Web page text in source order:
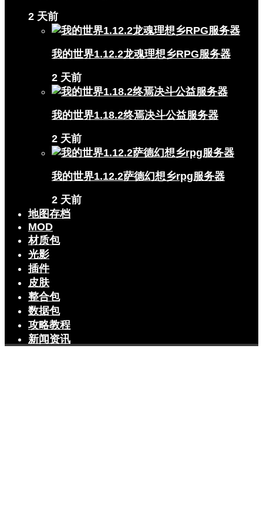
2 天前
我的世界1.12.2龙魂理想乡RPG服务器
2 天前
我的世界1.18.2终焉决斗公益服务器
2 天前
我的世界1.12.2萨德幻想乡rpg服务器
2 天前
地图存档
MOD
材质包
光影
插件
皮肤
整合包
数据包
攻略教程
新闻资讯